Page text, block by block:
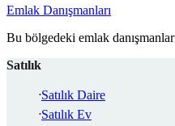
Emlak Danışmanları
Bu bölgedeki emlak
Satılık
Satılık Daire
Satılık Ev